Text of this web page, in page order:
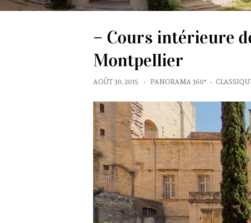
– Cours intérieure
Montpellier
AOÛT 30, 2015 • PANORAMA 360° •